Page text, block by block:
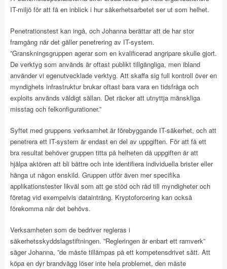
IT-miljö för att få en inblick i hur säkerhetsarbetet ser ut som helhet.
Penetrationstest kan ingå, och Johanna berättar att de har stor
framgång när det gäller penetrering av IT-system.
”Granskningsgruppen agerar som en kvalificerad angripare skulle gjort.
De verktyg som används är oftast publikt tillgängliga, men ibland
använder vi egenutvecklade verktyg. Att skaffa sig full kontroll över en
myndighets infrastruktur brukar oftast bara vara en tidsfråga och
exploits används väldigt sällan. Det räcker att utnyttja mänskliga
misstag och felkonfigurationer.”
Syftet med gruppens verksamhet är förebyggande IT-säkerhet, och att
penetrera ett IT-system är endast en del av uppgiften. För att få ett
bra resultat behöver gruppen titta på helheten då uppgiften är att
hjälpa aktören att bli bättre och inte identifiera individuella brister eller
hänga ut någon enskild. Gruppen utför även mer specifika
applikationstester likväl som att ge stöd och råd till myndigheter och
företag vid exempelvis dataintrång. Kryptoforcering kan också
förekomma när det behövs.
Verksamheten som de bedriver regleras i
säkerhetsskyddslagstiftningen. ”Regleringen är enbart ett ramverk”
säger Johanna, ”de måste tillämpas på ett kompetensdrivet sätt. Att
köpa en dyr brandvägg löser inte hela problemet, den måste